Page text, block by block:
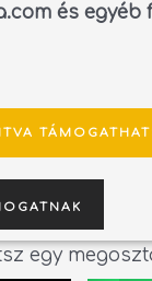
és egyéb
egy